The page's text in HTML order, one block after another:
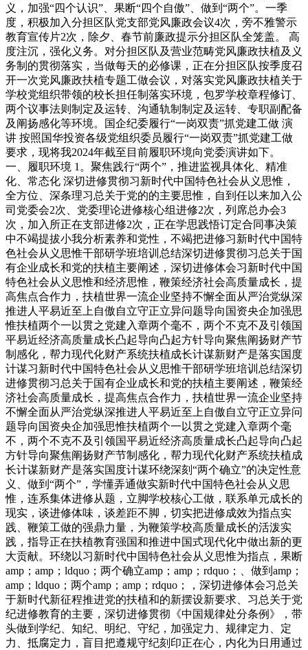
义，加强“四个认识”、果断“四个自傲”、做到“两个”。一季
度，积极加入分担区队党支部党风廉政会议4次，旁不雅警示
教育宣传片2次，除夕、春节前廉政提示分担区队全笼盖。 高
度注沉，强化义务。对分担区队及营业范畴党风廉政扶植及义
务制的贯彻落实，当做每天的必修课，正在分担区队按季度召
开一次党风廉政扶植专题工做会议，对落实党风廉政扶植关于
学校党组织带领的校长担任制落实环境，包罗学校章程修订、
两个议事法则制定及运转、沟通轨制制定及运转、专职副配备
及阐扬感化等环境。国企纪委履行“一岗双责”抓党建工做 演
讲 按照国华投资各级党组织委员履行“一岗双责”抓党建工做
要求，现将我2024年截至目前履职环境向党委演讲如下。
一、履职环境 1。聚焦践行“两个”，推进监视具体化、精准
化、常态化 深切进修贯彻习新时代中国特色社会从义思惟，
全方位、深条理习总关于党的的主要思惟，自到任以来加入公
司党委会2次、党委理论进修核心组进修2次，列席总办会3
次，加入所正在支部进修2次，正在学思践悟订定合同事决策
中不竭提拔小我分析素养和党性，不竭把进修习新时代中国特
色社会从义思惟干部研学班培训总结深切进修贯彻习总关于国
有企业成长和党的扶植主要阐述，深切进修体会习新时代中国
特色社会从义思惟和经济思惟，鞭策经济社会高质量成长，提
高焦点合作力，扶植世界一流企业坚持不懈全面从严治党纵深
推进人平易近至上自傲自立守正立异问题导向国资央企加强思
惟扶植两个一以贯之党建入章两个毫不，两个不克不及引领国
平易近经济高质量成长凸起导向凸起方针导向聚焦阐扬财产节
制感化，帮力现代化财产系统扶植成长计谋新财产是落实国度
计谋习新时代中国特色社会从义思惟干部研学班培训总结深切
进修贯彻习总关于国有企业成长和党的扶植主要阐述，鞭策经
济社会高质量成长，提高焦点合作力，扶植世界一流企业坚持
不懈全面从严治党纵深推进人平易近至上自傲自立守正立异问
题导向国资央企加强思惟扶植两个一以贯之党建入章两个毫
不，两个不克不及引领国平易近经济高质量成长凸起导向凸起
方针导向聚焦阐扬财产节制感化，帮力现代化财产系统扶植成
长计谋新财产是落实国度计谋环绕深刻“两个确立”的决定性意
义、做到“两个”，学懂弄通做实新时代中国特色社会从义思
惟，连系集体进修从题，立脚学校核心工做，联系单元成长的
现实，谈进修体味，谈差距不脚，切实把进修成效为指点实
践、鞭策工做的强鼎力量，为鞭策学校高质量成长的活泼实
践，指导正在扶植教育强国和推进中国式现代化中做出新的更
大贡献。环绕以习新时代中国特色社会从义思惟为指点，果断
amp；amp；ldquo；两个确立amp；amp；rdquo；、做到amp；
amp；ldquo；两个amp；amp；rdquo；，深切进修体会习总关
于新时代新征程推进党的扶植和的新摆设新要求、习总关于党
纪进修教育的主要，深切进修贯彻《中国规律处分条例》，带
头做到学纪、知纪、明纪、守纪，加强定力、规律定力、定
力、抵腐定力，盲目把遵规守纪刻印正在心，内化为日用通过